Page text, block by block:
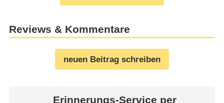
Reviews & Kommentare
neuen Beitrag schreiben
Erinnerungs-Service per